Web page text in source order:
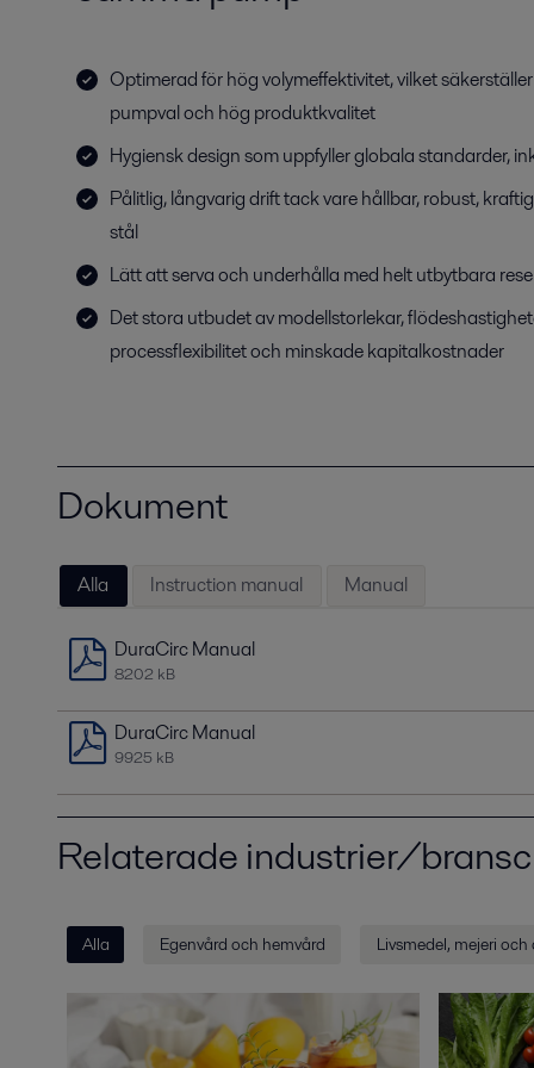
Optimerad för hög volymeffektivitet, vilket
pumpval och hög produktkvalitet
Hygiensk design som uppfyller globala standarder,
Pålitlig, långvarig drift tack vare hållbar, robust,
stål
Lätt att serva och underhålla med helt utbytbara
Det stora utbudet av modellstorlekar,
processflexibilitet och minskade kapitalkostnader
Dokument
Alla Instruction manual Manual
DuraCirc Manual
8202 kB
DuraCirc Manual
9925 kB
Relaterade industrier/
Alla Egenvård och hemvård Livsmedel, mejeri och